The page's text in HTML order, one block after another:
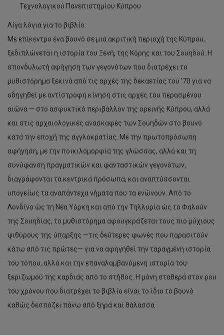
Τεχνολογικού Πανεπιστημίου Κύπρου
Λίγα λόγια για το βιβλίο:
Με επίκεντρο ένα βουνό σε μια ακριτική περιοχή της Κύπρου,
ξεδιπλώνεται η ιστορία του Ξενή, της Κόρης και του Σουηδού. Η
σπονδυλωτή αφήγηση των γεγονότων που διατρέχει το
μυθιστόρημα ξεκινά από τις αρχές της δεκαετίας του ’70 για να
οδηγηθεί με αντίστροφη κίνηση στις αρχές του περασμένου
αιώνα — στο ασφυκτικό περιβάλλον της ορεινής Κύπρου, αλλά
και στις αρχαιολογικές ανασκαφές των Σουηδών στο βουνό
κατά την εποχή της αγγλοκρατίας. Με την πρωτοπρόσωπη
αφήγηση, με την ποικιλομορφία της γλώσσας, αλλά και τη
συνύφανση πραγματικών και φανταστικών γεγονότων,
διαγράφονται τα κεντρικά πρόσωπα, και αναπτύσσονται
υπογείως τα αναπάντεχα νήματα που τα ενώνουν. Από το
Λονδίνο ώς τη Νέα Υόρκη και από την Τηλλυρία ώς το Φαλούν
της Σουηδίας, το μυθιστόρημα αφουγκράζεται τους πιο μύχιους
ψιθύρους της ύπαρξης —τις δεύτερες φωνές που παρασιτούν
κάτω από τις πρώτες— για να αφηγηθεί την ταραγμένη ιστορία
του τόπου, αλλά και την επαναλαμβανόμενη ιστορία του
ξεριζωμού της καρδιάς από το στήθος. Η μόνη σταθερά στον ρου
του χρόνου που διατρέχει το βιβλίο είναι το ίδιο το βουνό
καθώς δεσπόζει πάνω από ξηρά και θάλασσα